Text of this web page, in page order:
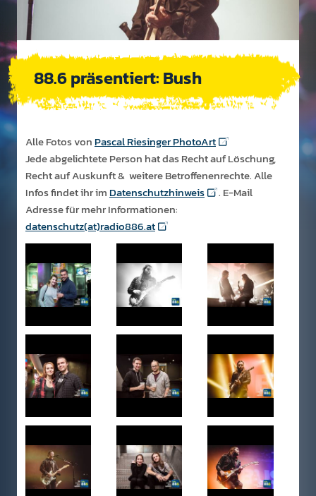
88.6 präsentiert: Bush
Alle Fotos von Pascal Riesinger PhotoArt
Jede abgelichtete Person hat das Recht auf Löschung,
Recht auf Auskunft & weitere Betroffenenrechte. Alle
Infos findet ihr im Datenschutzhinweis
. E-Mail
Adresse für mehr Informationen:
datenschutz(at)radio886.at